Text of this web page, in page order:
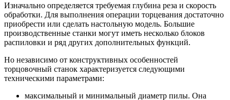
Изначально определяется требуемая глубина реза и скорость
обработки. Для выполнения операции торцевания достаточно
приобрести или сделать настольную модель. Большие
производственные станки могут иметь несколько блоков
распиловки и ряд других дополнительных функций.
Но независимо от конструктивных особенностей
торцовочный станок характеризуется следующими
техническими параметрами:
максимальный и минимальный диаметр пилы. Она